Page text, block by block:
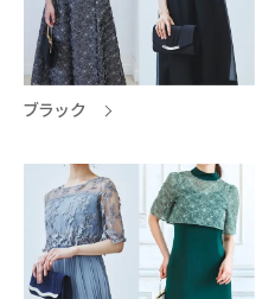
ブラック